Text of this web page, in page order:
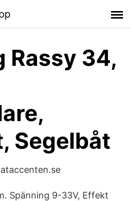
Rassy 34,
Segelbåt
Spänning 9-33V, Effekt